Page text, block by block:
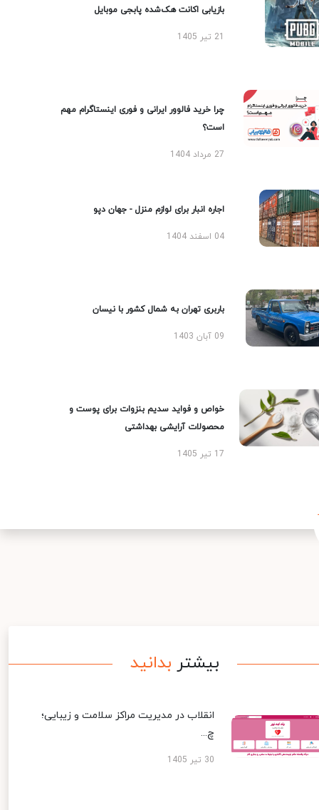
بازیابی اکانت هک‌شده پابجی موبایل
چرا خرید فالوور ایرانی و فوری اینستاگرام مهم
است؟
27 مرداد 1404
اجاره انبار برای لوازم منزل - جهان دپو
04 اسفند 1404
باربری تهران به شمال کشور با نیسان
09 آبان 1403
خواص و فواید سدیم بنزوات برای پوست و
محصولات آرایشی بهداشتی
17 تیر 1405
بیشتر بدانید
انقلاب در مدیریت مراکز سلامت و زیبایی؛
چ...
30 تیر 1405